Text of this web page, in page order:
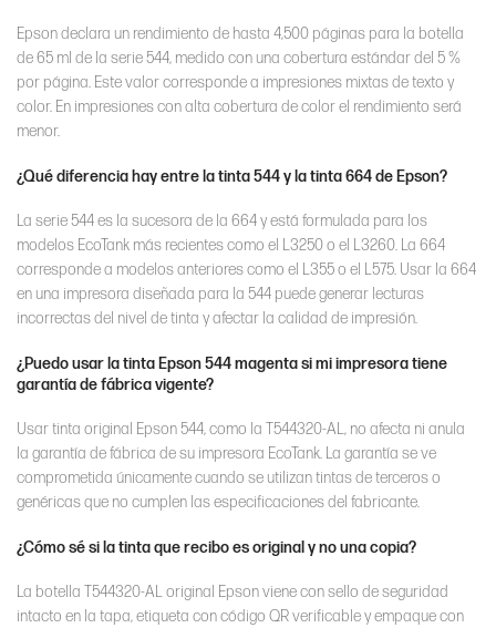
Epson declara un rendimiento de hasta 4,500 páginas para la botella
de 65 ml de la serie 544, medido con una cobertura estándar del 5 %
por página. Este valor corresponde a impresiones mixtas de texto y
color. En impresiones con alta cobertura de color el rendimiento será
menor.
¿Qué diferencia hay entre la tinta 544 y la tinta 664 de Epson?
La serie 544 es la sucesora de la 664 y está formulada para los
modelos EcoTank más recientes como el L3250 o el L3260. La 664
corresponde a modelos anteriores como el L355 o el L575. Usar la 664
en una impresora diseñada para la 544 puede generar lecturas
incorrectas del nivel de tinta y afectar la calidad de impresión.
¿Puedo usar la tinta Epson 544 magenta si mi impresora tiene
garantía de fábrica vigente?
Usar tinta original Epson 544, como la T544320-AL, no afecta ni anula
la garantía de fábrica de su impresora EcoTank. La garantía se ve
comprometida únicamente cuando se utilizan tintas de terceros o
genéricas que no cumplen las especificaciones del fabricante.
¿Cómo sé si la tinta que recibo es original y no una copia?
La botella T544320-AL original Epson viene con sello de seguridad
intacto en la tapa, etiqueta con código QR verificable y empaque con